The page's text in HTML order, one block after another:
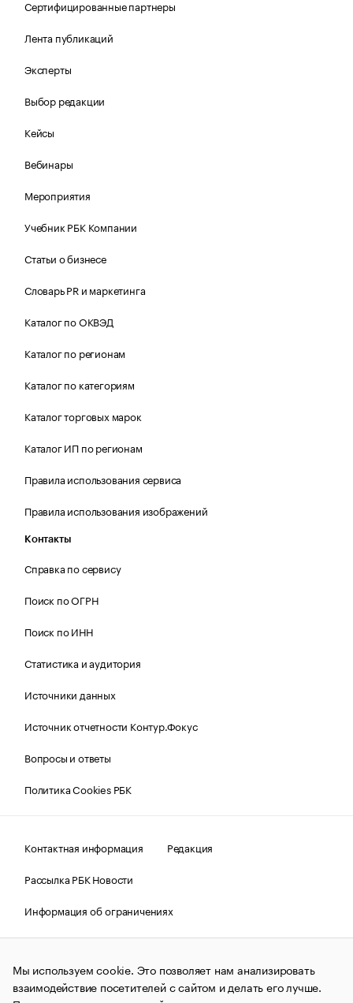
Сертифицированные партнеры
Лента публикаций
Эксперты
Выбор редакции
Кейсы
Вебинары
Мероприятия
Учебник РБК Компании
Статьи о бизнесе
Словарь PR и маркетинга
Каталог по ОКВЭД
Каталог по регионам
Каталог по категориям
Каталог торговых марок
Каталог ИП по регионам
Правила использования сервиса
Правила использования изображений
Контакты
Справка по сервису
Поиск по ОГРН
Поиск по ИНН
Статистика и аудитория
Источники данных
Источник отчетности Контур.Фокус
Вопросы и ответы
Политика Cookies РБК
Контактная информация
Редакция
Рассылка РБК Новости
Информация об ограничениях
Правовая информация
О соблюдении авторских прав
© АО «РОСБИЗНЕСКОНСАЛТИНГ»,1995–2026.Сообщения
и материалы информационного агентства «РБК»
(зарегистрировано Федеральной службой по надзору в сфере
Мы используем cookie. Это позволяет нам анализировать
взаимодействие посетителей с сайтом и делать его лучше.